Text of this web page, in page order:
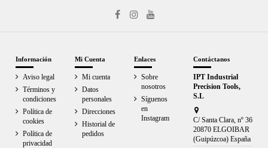
Información
Aviso legal
Términos y
condiciones
Política de
cookies
Política de
privacidad
Mi Cuenta
Mi cuenta
Datos
personales
Direcciones
Historial de
pedidos
Enlaces
Sobre
nosotros
Síguenos
en
Instagram
Contáctanos
IPT Industrial
Precision Tools,
S.L
C/ Santa Clara, nº 36
20870 ELGOIBAR
(Guipúzcoa) España